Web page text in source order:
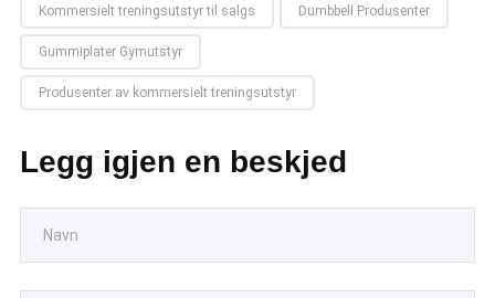
Kommersielt treningsutstyr til salgs Dumbbell Produsenter
Gummiplater Gymutstyr
Produsenter av kommersielt treningsutstyr
Legg igjen en beskjed